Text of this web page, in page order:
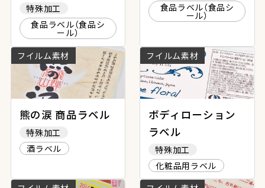
特殊加工
食品ラベル（食品シ
ール）
食品ラベル（食品シ
ール）
フイルム素材
熊の涙 商品ラベル
特殊加工
酒ラベル
フイルム素材
ボディローション
ラベル
特殊加工
化粧品用ラベル